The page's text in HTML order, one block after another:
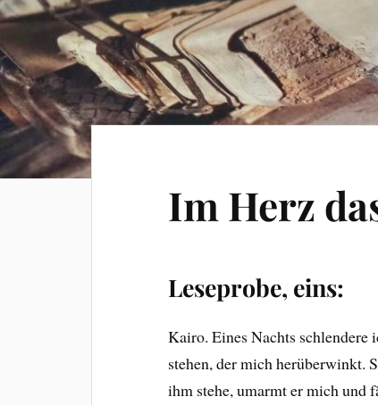
Im Herz
Leseprobe, eins:
Kairo. Eines Nachts schlendere
stehen, der mich herüberwinkt.
ihm stehe, umarmt er mich und